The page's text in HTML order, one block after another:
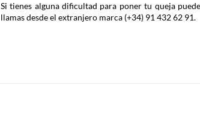
Si tienes alguna dificultad para poner tu queja
llamas desde el extranjero marca (+34) 91 432 62 91.